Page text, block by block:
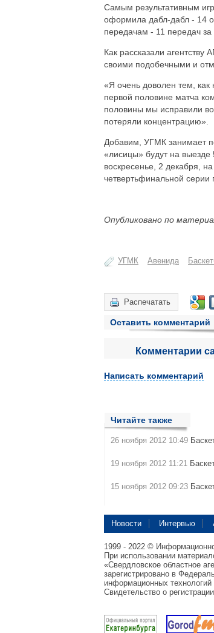
Самым результативным
оформила дабл-дабл - 14
передачам - 11 передач за
Как рассказали
своими подобечными и
«Я очень доволен тем, как
первой половине матча
половины мы исправили
потеряли концентрацию».
Добавим, УГМК занимает
«лисицы» будут на выезде
воскресенье, 2 декабря,
четвертьфинальной серии
Опубликовано по
УГМК Авенида
Распечатать
Оставить комментарий
Комментарии
Написать комментарий
Читайте также
26 ноября 2012 10:49
19 ноября 2012 11:21
15 ноября 2012 09:23
Новости Интервью
1999 - 2022 ©
При использовании
«Свердловское областное
зарегистрировано в
информационных
Свидетельство о